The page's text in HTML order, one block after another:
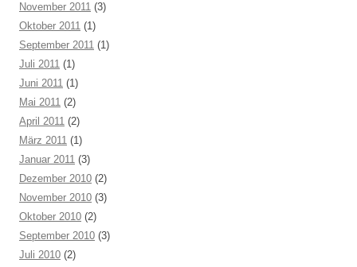
November 2011 (3)
Oktober 2011 (1)
September 2011 (1)
Juli 2011 (1)
Juni 2011 (1)
Mai 2011 (2)
April 2011 (2)
März 2011 (1)
Januar 2011 (3)
Dezember 2010 (2)
November 2010 (3)
Oktober 2010 (2)
September 2010 (3)
Juli 2010 (2)